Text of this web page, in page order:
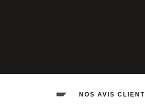
NOS AVIS CLIENT